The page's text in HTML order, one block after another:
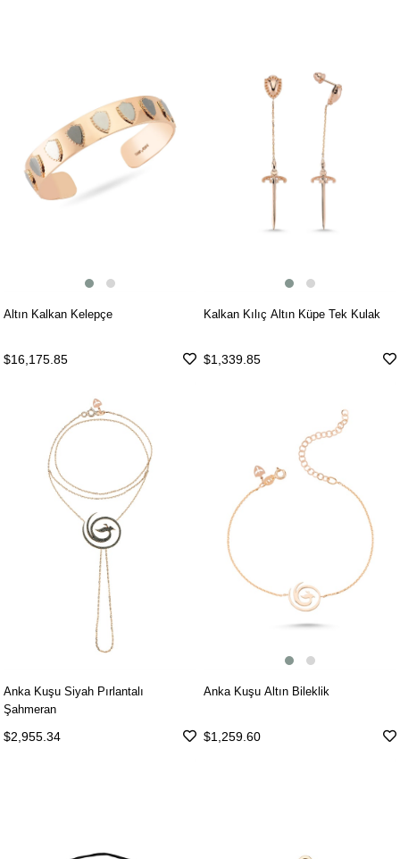
Altın Kalkan Kelepçe
$16,175.85
Kalkan Kılıç Altın Küpe Tek Kulak
$1,339.85
Anka Kuşu Siyah Pırlantalı
Şahmeran
$2,955.34
Anka Kuşu Altın Bileklik
$1,259.60